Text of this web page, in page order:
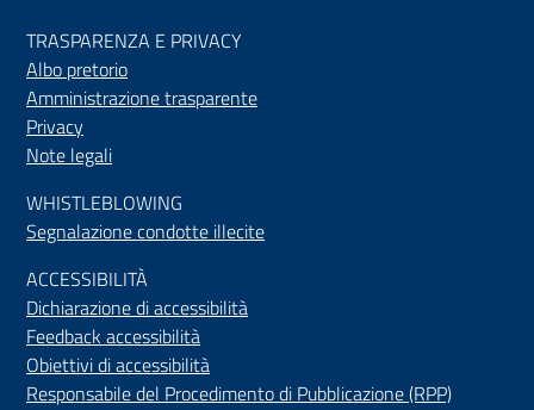
TRASPARENZA E PRIVACY
Albo pretorio
Amministrazione trasparente
Privacy
Note legali
WHISTLEBLOWING
Segnalazione condotte illecite
ACCESSIBILITÀ
Dichiarazione di accessibilità
Feedback accessibilità
Obiettivi di accessibilità
Responsabile del Procedimento di Pubblicazione (RPP)